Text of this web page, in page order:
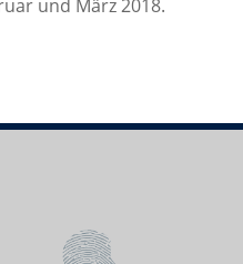
und März 2018.